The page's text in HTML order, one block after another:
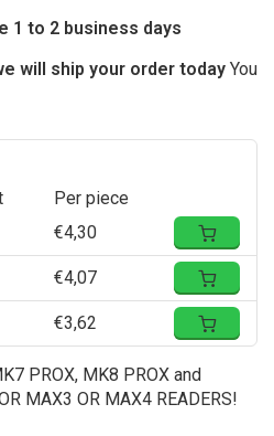
1 to 2 business days
will ship your order today You
Per piece
€4,30
€4,07
€3,62
PROX, MK8 PROX and
MAX3 OR MAX4 READERS!